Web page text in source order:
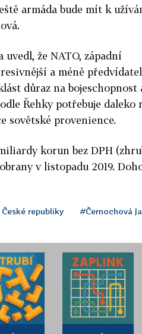
armáda bude mít k
.
že NATO, západní
a méně
důraz na bojeschopnost
Řehky potřebuje daleko
sovětské provenience.
korun bez DPH
v listopadu 2019.
republiky #Černochová